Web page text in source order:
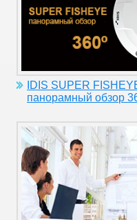
IDIS SUPER
панорамный обзор